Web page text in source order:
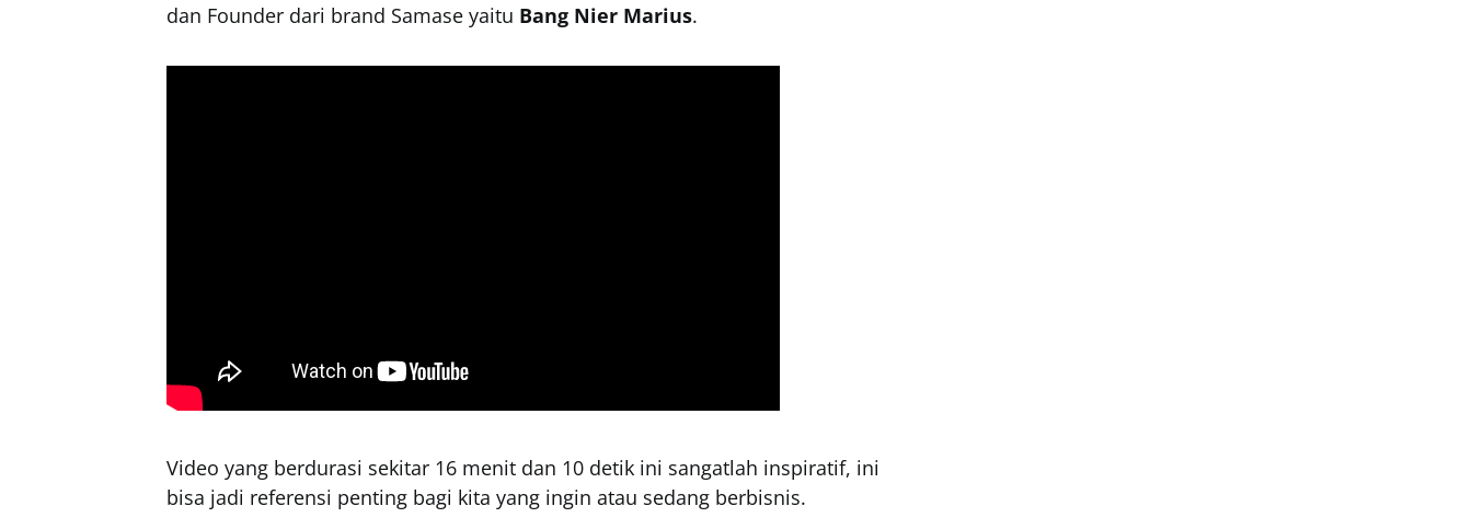
dan Founder dari brand Samase yaitu Bang Nier Marius.
Video yang berdurasi sekitar 16 menit dan 10 detik ini sangatlah inspiratif, ini
bisa jadi referensi penting bagi kita yang ingin atau sedang berbisnis.